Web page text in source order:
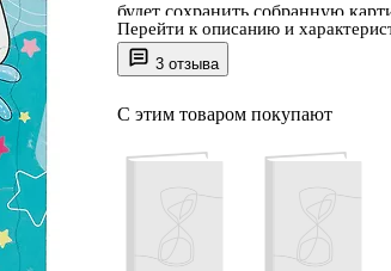
3 отзыва
будет сохранить собранную
сборки будет не только
занятием, так как тренирует
Размер готовой картины: 20х30
Перейти к описанию и
С этим товаром покупают